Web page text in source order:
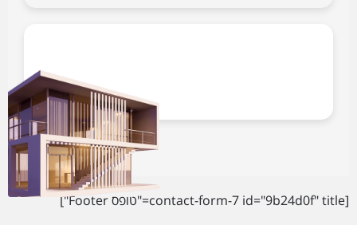
[contact-form-7 id="9b24d0f" title="טופס Footer"]